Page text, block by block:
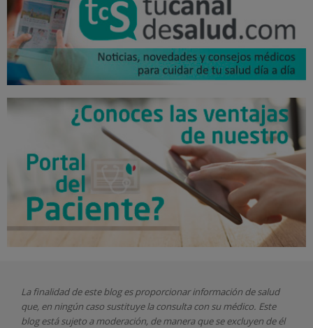
La finalidad de este blog es proporcionar información de salud
que, en ningún caso sustituye la consulta con su médico. Este
blog está sujeto a moderación, de manera que se excluyen de él